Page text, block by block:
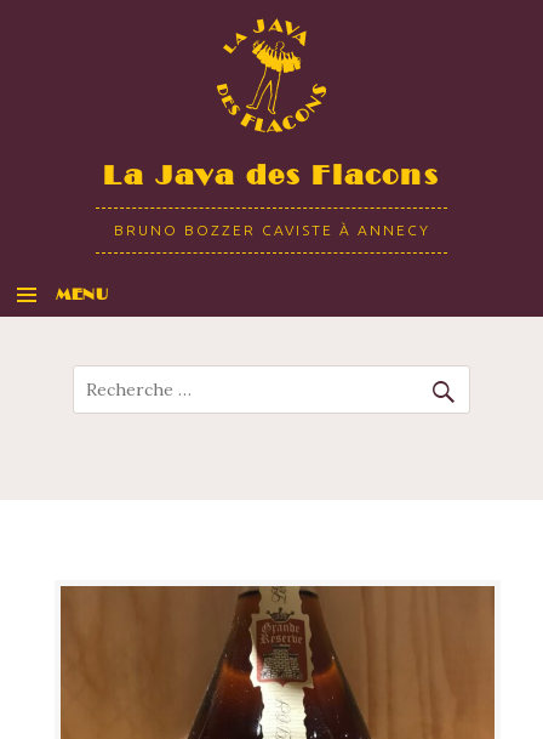
La Java des Flacons
BRUNO BOZZER CAVISTE À ANNECY
MENU
Recherche